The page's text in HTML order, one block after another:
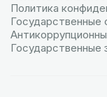
Политика
Государственные
Государственные